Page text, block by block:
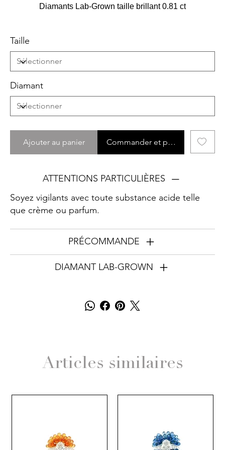
Diamants Lab-Grown taille brillant 0.81 ct
Taille
Diamant
Ajouter au panier Commander et payer
ATTENTIONS PARTICULIÈRES
Soyez vigilants avec toute substance acide telle
que crème ou parfum.
PRÉCOMMANDE
DIAMANT LAB-GROWN
Articles similaires